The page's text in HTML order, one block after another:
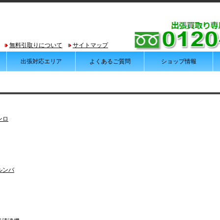
無料引取りについて サイトマップ
出張対応エリア よくあるご質問 ショップ情報
ロ
ンバ